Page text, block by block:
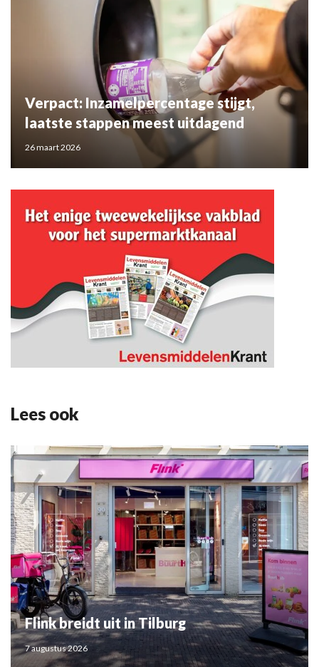
Verpact: Inzamelpercentage stijgt,
laatste stappen meest uitdagend
26 maart 2026
Lees ook
Flink breidt uit in Tilburg
7 augustus 2026